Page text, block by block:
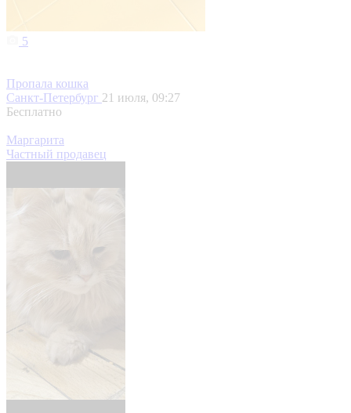
5
Пропала кошка
Санкт-Петербург 21 июля, 09:27
Бесплатно
Маргарита
Частный продавец